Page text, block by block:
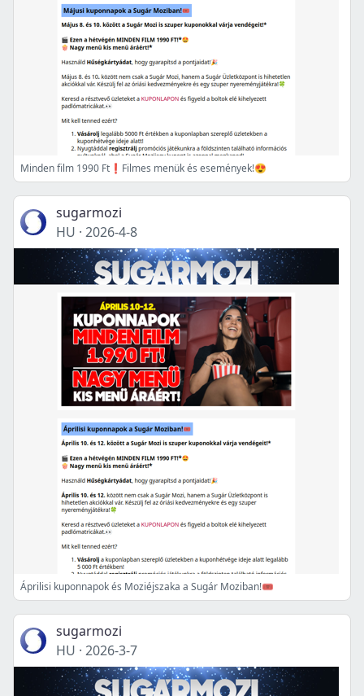
Minden film 1990 Ft❗️Filmes menük és események!😍
sugarmozi
HU · 2026-4-8
Áprilisi kuponnapok és Moziéjszaka a Sugár Moziban!🎟️
sugarmozi
HU · 2026-3-7